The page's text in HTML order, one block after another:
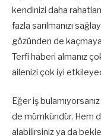
kendinizi daha
fazla sarılmanızı
gözünden de
Terfi haberi almanız
ailenizi çok iyi
Eğer iş
de mümkündür. Hem
alabilirsiniz ya da